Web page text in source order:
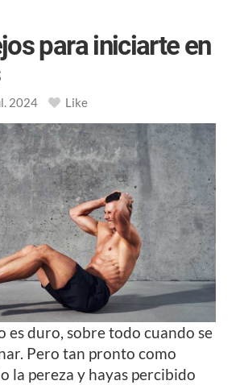
para iniciarte en
2024 Like
es duro, sobre todo cuando se
Pero tan pronto como
la pereza y hayas percibido